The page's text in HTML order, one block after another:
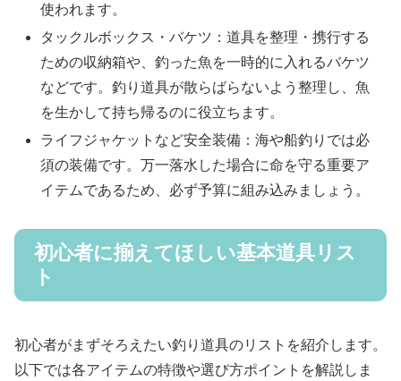
使われます。
タックルボックス・バケツ：道具を整理・携行する
ための収納箱や、釣った魚を一時的に入れるバケツ
などです。釣り道具が散らばらないよう整理し、魚
を生かして持ち帰るのに役立ちます。
ライフジャケットなど安全装備：海や船釣りでは必
須の装備です。万一落水した場合に命を守る重要ア
イテムであるため、必ず予算に組み込みましょう。
初心者に揃えてほしい基本道具リス
ト
初心者がまずそろえたい釣り道具のリストを紹介します。
以下では各アイテムの特徴や選び方ポイントを解説しま